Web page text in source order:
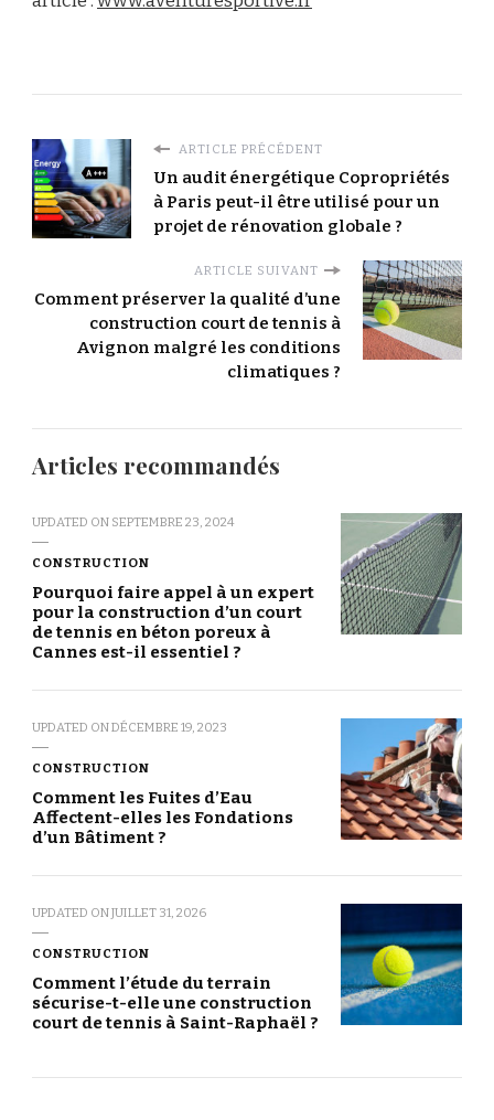
ARTICLE PRÉCÉDENT
Un audit énergétique Copropriétés
à Paris peut-il être utilisé pour un
projet de rénovation globale ?
ARTICLE SUIVANT
Comment préserver la qualité d’une
construction court de tennis à
Avignon malgré les conditions
climatiques ?
Articles recommandés
UPDATED ON SEPTEMBRE 23, 2024
CONSTRUCTION
Pourquoi faire appel à un expert
pour la construction d’un court
de tennis en béton poreux à
Cannes est-il essentiel ?
UPDATED ONDÉCEMBRE 19, 2023
CONSTRUCTION
Comment les Fuites d’Eau
Affectent-elles les Fondations
d’un Bâtiment ?
UPDATED ONJUILLET 31, 2026
CONSTRUCTION
Comment l’étude du terrain
sécurise-t-elle une construction
court de tennis à Saint-Raphaël ?